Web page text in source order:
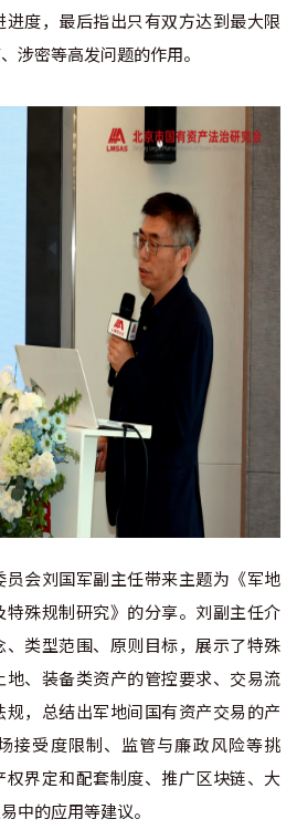
度，最后指出只有双方达到最大限
涉密等高发问题的作用。
会刘国军副主任带来主题为《军地
殊规制研究》的分享。刘副主任介
类型范围、原则目标，展示了特殊
、装备类资产的管控要求、交易流
，总结出军地间国有资产交易的产
接受度限制、监管与廉政风险等挑
界定和配套制度、推广区块链、大
中的应用等建议。